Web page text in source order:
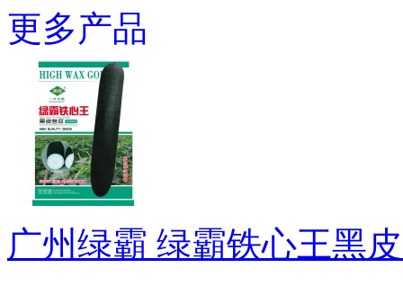
更多产品
广州绿霸 绿霸铁心王黑